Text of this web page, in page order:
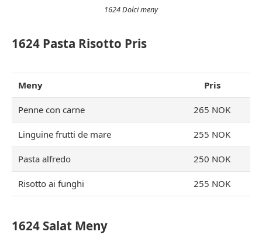
1624 Dolci meny
1624 Pasta Risotto Pris
Meny Pris
Penne con carne 265 NOK
Linguine frutti de mare 255 NOK
Pasta alfredo 250 NOK
Risotto ai funghi 255 NOK
1624 Salat Meny